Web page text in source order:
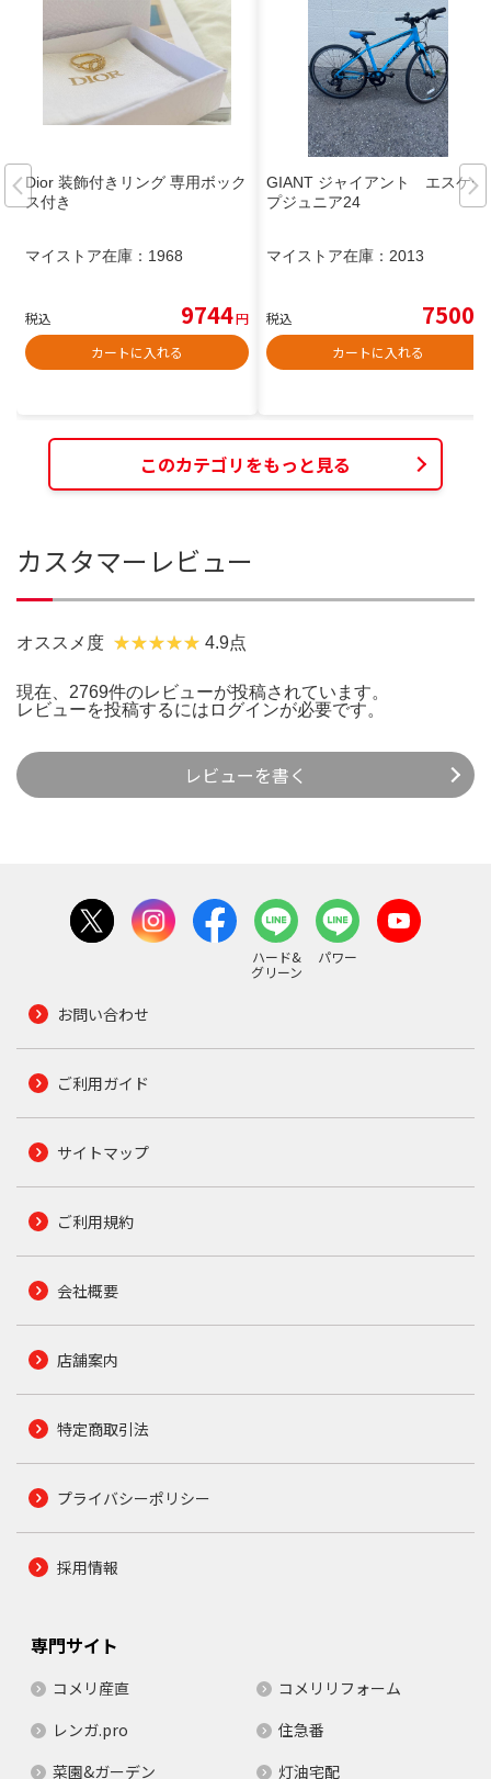
Dior 装飾付きリング 専用ボック
ス付き
マイストア在庫： 1968
税込 9744円
カートに入れる
GIANT ジャイアント エスケー
プジュニア24
マイストア在庫： 2013
税込 7500
カートに入れる
このカテゴリをもっと見る
カスタマーレビュー
オススメ度 4.9点
現在、2769件のレビューが投稿されています。
レビューを投稿するには ログインが必要です。
レビューを書く
ハード&
グリーン
パワー
お問い合わせ
ご利用ガイド
サイトマップ
ご利用規約
会社概要
店舗案内
特定商取引法
プライバシーポリシー
採用情報
専門サイト
コメリ産直
コメリリフォーム
レンガ.pro
住急番
菜園&ガーデン
灯油宅配